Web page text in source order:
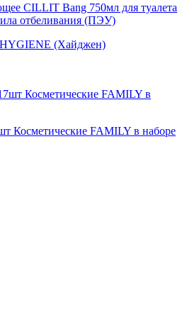
CILLIT Bang 750мл для туалета
отбеливания (ПЭУ)
(Хайджен)
Косметические FAMILY в наборе